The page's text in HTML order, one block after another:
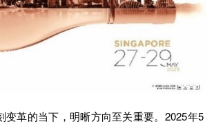
变革的当下，明晰方向至关重要。2025年5